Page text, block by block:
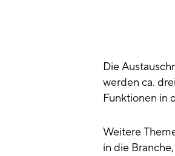
Die
werden ca.
Funktionen in
Weitere
in die